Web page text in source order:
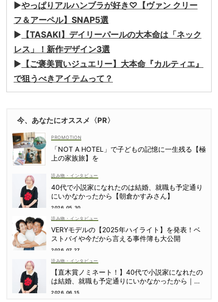
▶やっぱりアルハンブラが好き♡【ヴァン クリー
フ＆アーペル】SNAP5選
▶ 【TASAKI】デイリーパールの大本命は「ネック
レス」！新作デザイン3選
▶ 【ご褒美買いジュエリー】大本命『カルティエ』
で狙うべきアイテムって？
今、あなたにオススメ〈PR〉
「NOT A HOTEL」で子どもの記憶に一生残る【極
上の家族旅】を
読み物・インタビュー
40代で小説家になれたのは結婚、就職も予定通り
にいかなかったから【朝倉かすみさん】
2026.05.30
読み物・インタビュー
VERYモデルの【2025年ハイライト】を発表！ベ
ストバイや今だから言える事件簿も大公開
2026.07.27
読み物・インタビュー
【直木賞ノミネート！】40代で小説家になれたの
は結婚、就職も予定通りにいかなかったから｜朝
倉かすみさん
2026.06.15